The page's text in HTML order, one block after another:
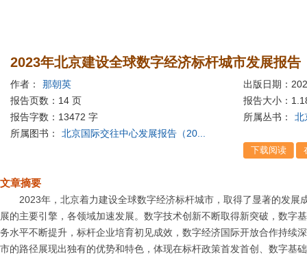
2023年北京建设全球数字经济标杆城市发展报告
作者： 那朝英
出版日期：
报告页数：14 页
报告大小：
报告字数：13472 字
所属丛书：
北
所属图书：
北京国际交往中心发展报告（20...
文章摘要
2023年，北京着力建设全球数字经济标杆城市，取得了显著的发展
展的主要引擎，各领域加速发展。数字技术创新不断取得新突破，数字
务水平不断提升，标杆企业培育初见成效，数字经济国际开放合作持续
市的路径展现出独有的优势和特色，体现在标杆政策首发首创、数字基